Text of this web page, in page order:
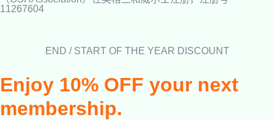
11267604
END / START OF THE YEAR DISCOUNT
Enjoy 10% OFF your next
membership.